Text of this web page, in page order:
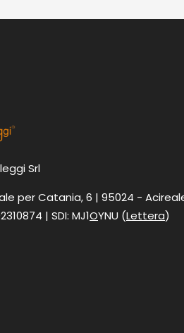
Srl
per Catania, 6 | 95024 -
| SDI: MJ1OYNU (Lettera)